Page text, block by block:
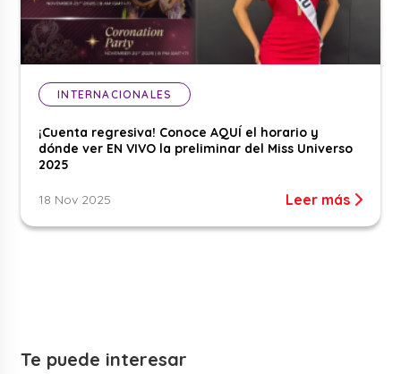
INTERNACIONALES
¡Cuenta regresiva! Conoce AQUÍ el horario y
dónde ver EN VIVO la preliminar del Miss Universo
2025
18 Nov 2025 Leer más
Te puede interesar